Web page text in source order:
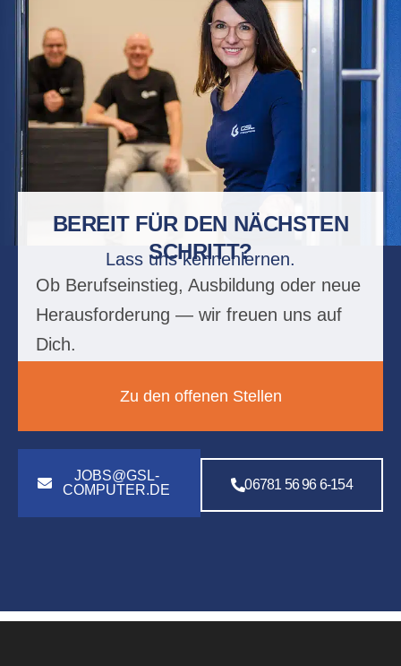
BEREIT FÜR DEN NÄCHSTEN
SCHRITT?
Lass uns kennenlernen.
Ob Berufseinstieg, Ausbildung oder neue
Herausforderung — wir freuen uns auf
Dich.
Zu den offenen Stellen
JOBS@GSL-
COMPUTER.DE
06781 56 96 6-154